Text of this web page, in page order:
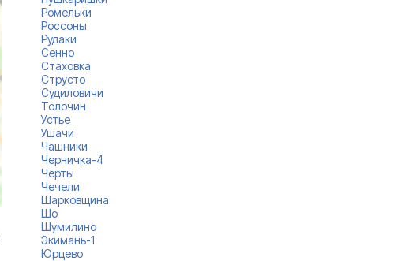
Ромельки
Россоны
Рудаки
Сенно
Стаховка
Струсто
Судиловичи
Толочин
Устье
Ушачи
Чашники
Черничка-4
Черты
Чечели
Шарковщина
Шо
Шумилино
Экимань-1
Юрцево